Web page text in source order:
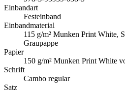
Einbandart
Festeinband
Einbandmaterial
115 g/m² Munken Print White,
Graupappe
Papier
150 g/m² Munken Print White
Schrift
Cambo regular
Satz